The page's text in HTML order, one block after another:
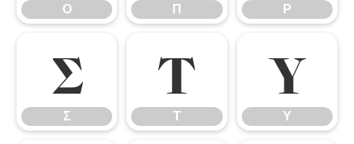
Ο Π Ρ
Σ
Σ
Τ
Τ
Υ
Υ